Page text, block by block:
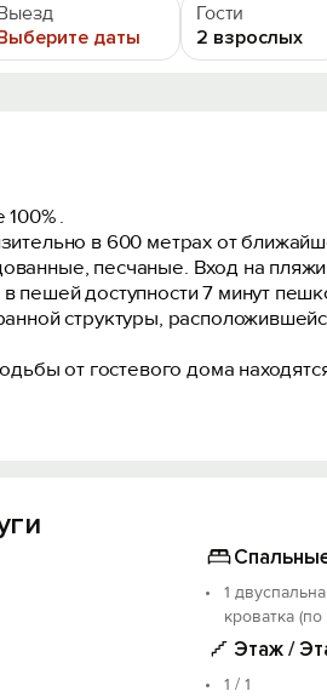
даты
Гости
2 взрослых
.
в 600 метрах от
песчаные. Вход на
пешей доступности 7 минут
структуры,
от гостевого дома
зона для барбекю, детская
тумбочка, стол, телевизор,
площадью 18 кв.м: 1
Приготовление пищи
проживание, постельное белье,
1
кроватка
Этаж /
1 / 1